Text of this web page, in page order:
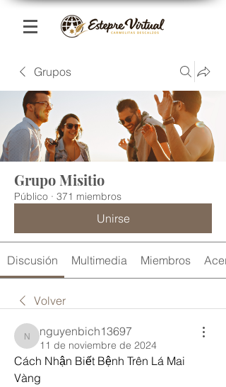
Grupos
Grupo Misitio
Público · 371 miembros
Unirse
Discusión Multimedia Miembros
Volver
nguyenbich13697
nguyenbich13697
11 de noviembre de 2024
Cách Nhận Biết Bệnh Trên Lá Mai
Vàng